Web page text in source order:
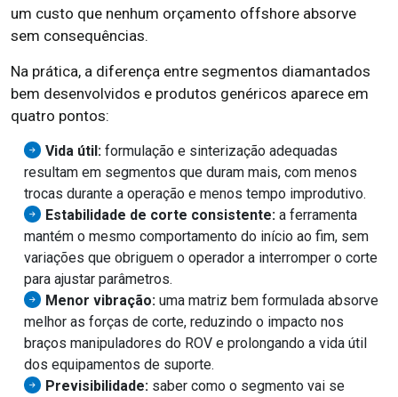
um custo que nenhum orçamento offshore absorve
sem consequências.
Na prática, a diferença entre segmentos diamantados
bem desenvolvidos e produtos genéricos aparece em
quatro pontos:
Vida útil: formulação e sinterização adequadas
resultam em segmentos que duram mais, com menos
trocas durante a operação e menos tempo improdutivo.
Estabilidade de corte consistente: a ferramenta
mantém o mesmo comportamento do início ao fim, sem
variações que obriguem o operador a interromper o corte
para ajustar parâmetros.
Menor vibração: uma matriz bem formulada absorve
melhor as forças de corte, reduzindo o impacto nos
braços manipuladores do ROV e prolongando a vida útil
dos equipamentos de suporte.
Previsibilidade: saber como o segmento vai se